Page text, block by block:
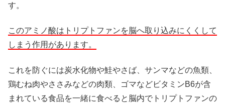
す。
このアミノ酸はトリプトファンを脳へ取り込みにくくして
しまう作用があります。
これを防ぐには炭水化物や鮭やさば、サンマなどの魚類、
鶏むね肉やささみなどの肉類、ゴマなどビタミンB6が含
まれている食品を一緒に食べると脳内でトリプトファンの